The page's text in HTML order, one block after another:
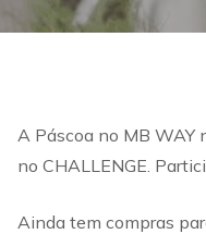
A Páscoa no MB WAY
no CHALLENGE.
Ainda tem compras